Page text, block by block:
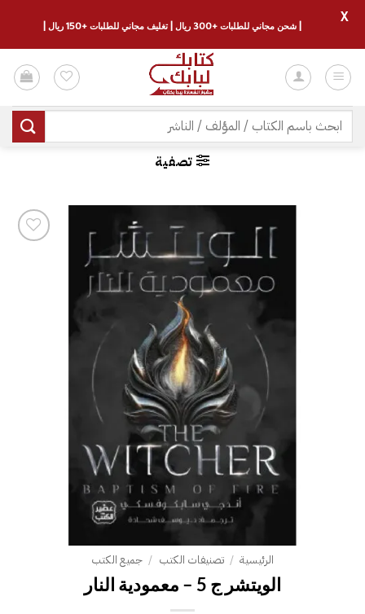
للمحتوى
البحث
عن:
تصفية
الرئيسية / تصنيفات الكتب / جميع الكتب
الويتشر ج 5 – معمودية النار
| شحن مجاني للطلبات +300 ريال | تغليف مجاني للطلبات +150 ريال |
X